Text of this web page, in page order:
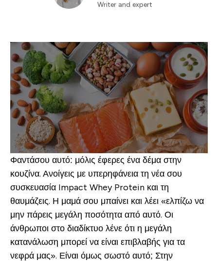
Writer and expert
Φαντάσου αυτό: μόλις έφερες ένα δέμα στην
κουζίνα. Ανοίγεις με υπερηφάνεια τη νέα σου
συσκευασία Impact Whey Protein και τη
θαυμάζεις. Η μαμά σου μπαίνει και λέει «ελπίζω να
μην πάρεις μεγάλη ποσότητα από αυτό. Οι
άνθρωποι στο διαδίκτυο λένε ότι η μεγάλη
κατανάλωση μπορεί να είναι επιβλαβής για τα
νεφρά μας». Είναι όμως σωστό αυτό; Στην